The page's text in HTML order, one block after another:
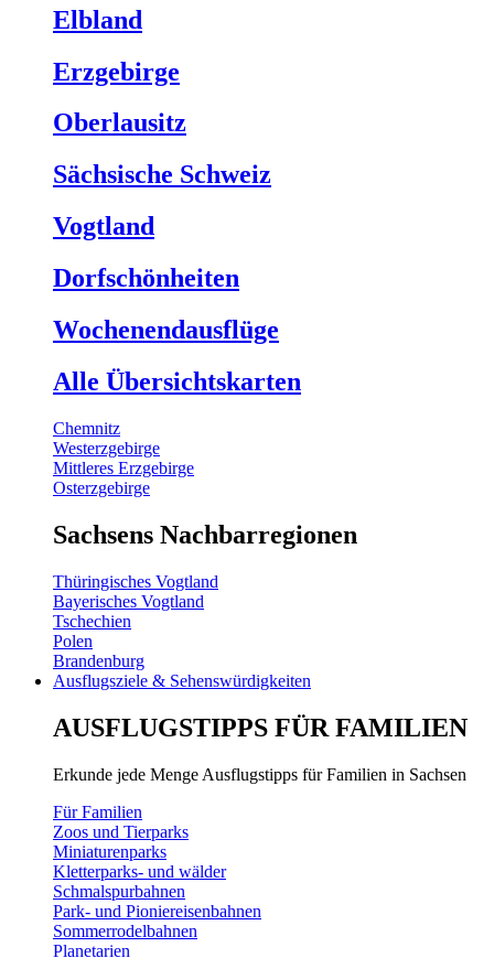
Elbland
Erzgebirge
Oberlausitz
Sächsische Schweiz
Vogtland
Dorfschönheiten
Wochenendausflüge
Alle Übersichtskarten
Chemnitz
Westerzgebirge
Mittleres Erzgebirge
Osterzgebirge
Sachsens Nachbarregionen
Thüringisches Vogtland
Bayerisches Vogtland
Tschechien
Polen
Brandenburg
Ausflugsziele & Sehenswürdigkeiten
AUSFLUGSTIPPS FÜR FAMILIEN
Erkunde jede Menge Ausflugstipps für Familien in Sachsen
Für Familien
Zoos und Tierparks
Miniaturenparks
Kletterparks- und wälder
Schmalspurbahnen
Park- und Pioniereisenbahnen
Sommerrodelbahnen
Planetarien